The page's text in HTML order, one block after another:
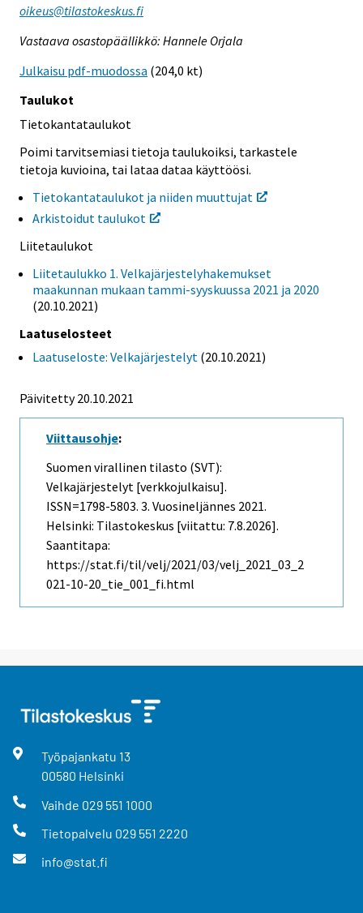
oikeus@tilastokeskus.fi
Vastaava osastopäällikkö: Hannele Orjala
Julkaisu pdf-muodossa (204,0 kt)
Taulukot
Tietokantataulukot
Poimi tarvitsemiasi tietoja taulukoiksi, tarkastele
tietoja kuvioina, tai lataa dataa käyttöösi.
Tietokantataulukot ja niiden muuttujat
Arkistoidut taulukot
Liitetaulukot
Liitetaulukko 1. Velkajärjestelyhakemukset
maakunnan mukaan tammi-syyskuussa 2021 ja 2020
(20.10.2021)
Laatuselosteet
Laatuseloste: Velkajärjestelyt (20.10.2021)
Päivitetty 20.10.2021
Viittausohje:
Suomen virallinen tilasto (SVT):
Velkajärjestelyt [verkkojulkaisu].
ISSN=1798-5803. 3. Vuosineljännes 2021.
Helsinki: Tilastokeskus [viitattu: 7.8.2026].
Saantitapa:
https://stat.fi/til/velj/2021/03/velj_2021_03_2
021-10-20_tie_001_fi.html
Työpajankatu 13
00580 Helsinki
Vaihde 029 551 1000
Tietopalvelu 029 551 2220
info@stat.fi